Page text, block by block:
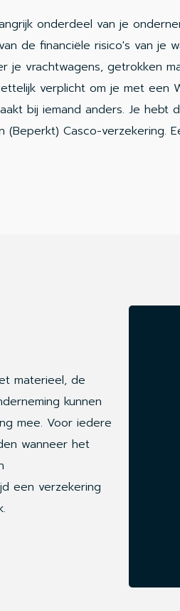
onderdeel van je
de financiële risico's van je
je vrachtwagens, getrokken
verplicht om je met een
bij iemand anders. Je hebt
Casco-verzekering.
materieel, de
kunnen
mee. Voor iedere
wanneer het
een verzekering